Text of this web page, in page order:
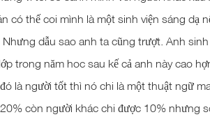
có thế coi mình là một sinh viện sáng dạ
Nhưng dẫu sao anh ta cũng trượt. Anh
trong năm hoc sau kế cả anh này cao
là người tốt thì nó chi là một thuật ngữ
còn người khác chi được 10% nhưng